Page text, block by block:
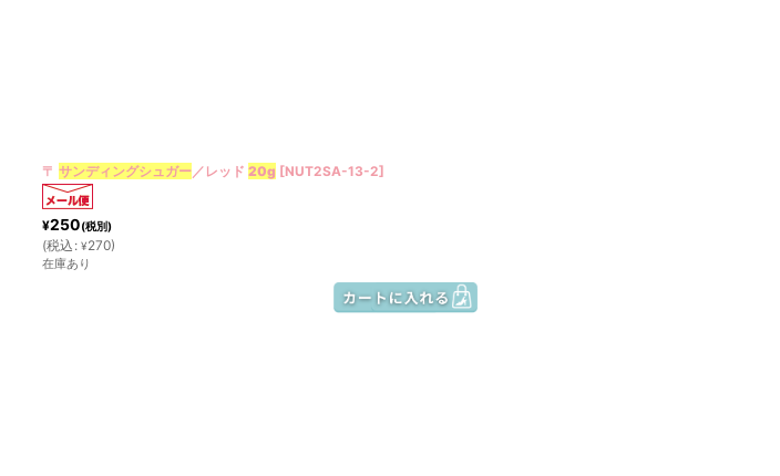
〒 サンディングシュガー／レッド 20g [NUT2SA-13-2]
¥250(税別)
(税込 : ¥270)
在庫あり